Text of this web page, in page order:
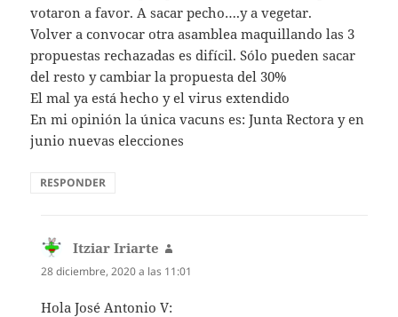
votaron a favor. A sacar pecho….y a vegetar.
Volver a convocar otra asamblea maquillando las 3
propuestas rechazadas es difícil. Sólo pueden sacar
del resto y cambiar la propuesta del 30%
El mal ya está hecho y el virus extendido
En mi opinión la única vacuns es: Junta Rectora y en
junio nuevas elecciones
RESPONDER
Itziar Iriarte
28 diciembre, 2020 a las 11:01
Hola José Antonio V: